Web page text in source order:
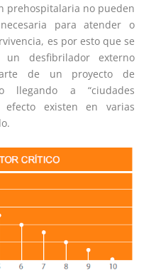
prehospitalaria no pueden
para atender o
es por esto que se
desfibrilador externo
de un proyecto de
llegando a “ciudades
efecto existen en varias